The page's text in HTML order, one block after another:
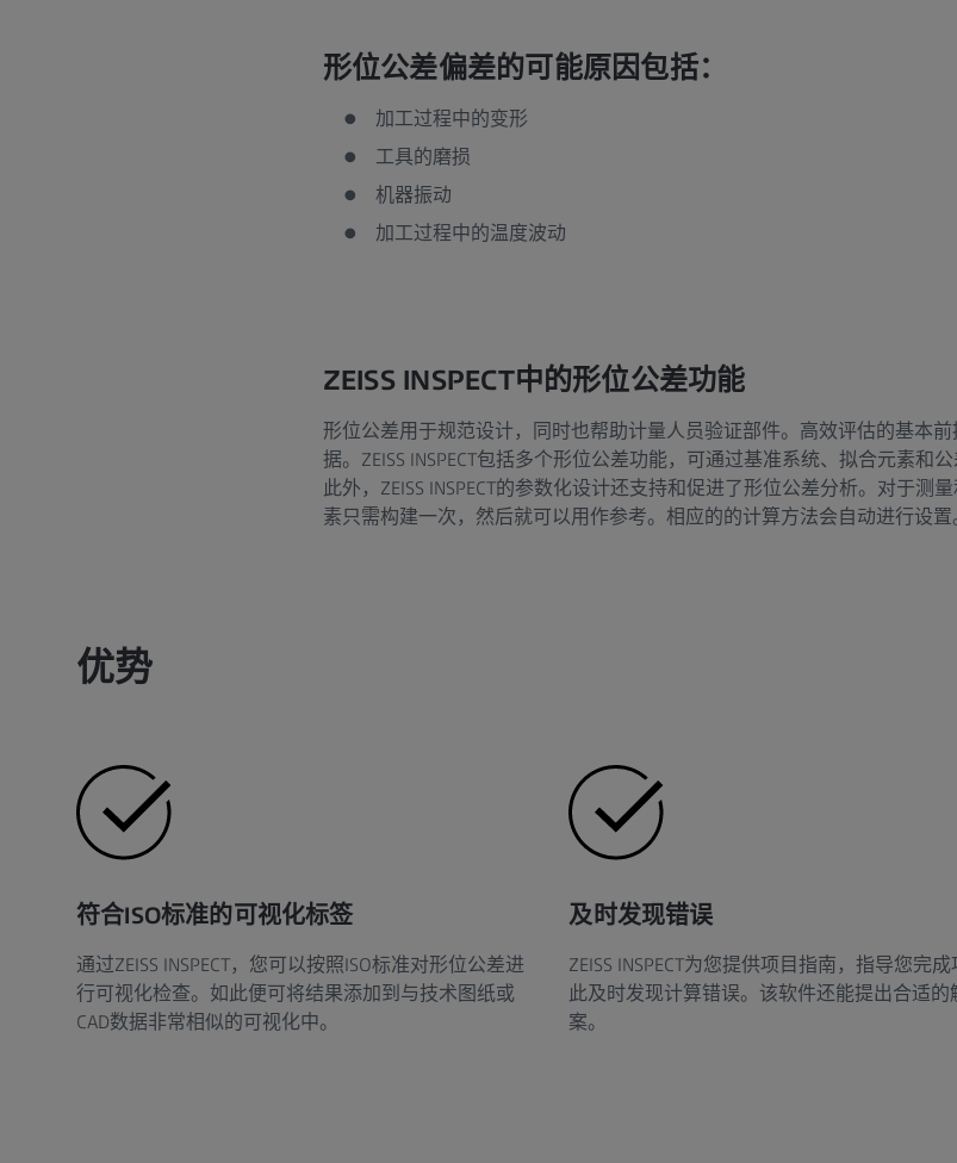
形位公差偏差的可能原因包括：
加工过程中的变形
工具的磨损
机器振动
加工过程中的温度波动
ZEISS INSPECT中的形位公差功能
形位公差用于规范设计，同时也帮助计量人员验证部件。高效评估的基本
据。ZEISS INSPECT包括多个形位公差功能，可通过基准系统、拟合元素和
此外，ZEISS INSPECT的参数化设计还支持和促进了形位公差分析。对于测
素只需构建一次，然后就可以用作参考。相应的的计算方法会自动进行设置
优势
符合ISO标准的可视化标签
通过ZEISS INSPECT，您可以按照ISO标准对形位公差进
行可视化检查。如此便可将结果添加到与技术图纸或
CAD数据非常相似的可视化中。
及时发现错误
ZEISS INSPECT为您提供项目指南，指导您完
此及时发现计算错误。该软件还能提出合适的
案。